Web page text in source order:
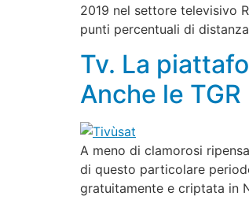
2019 nel settore televisivo
punti percentuali di
Tv. La
Anche le
A meno di clamorosi
di questo particolare
gratuitamente e criptata in